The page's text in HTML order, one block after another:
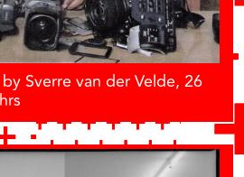
Sverre van der Velde, 26